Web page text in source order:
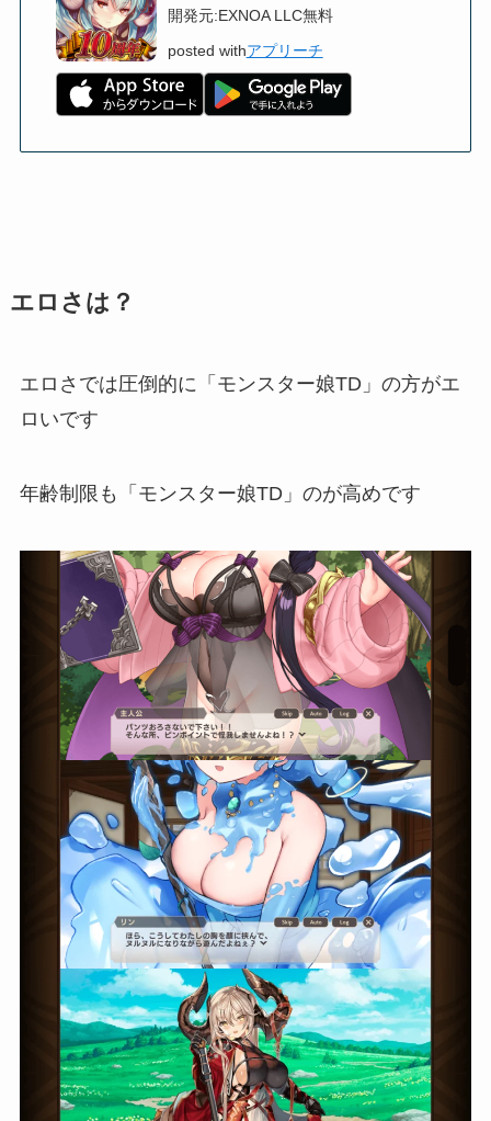
開発元:EXNOA LLC無料
posted withアプリーチ
エロさは？
エロさでは圧倒的に「モンスター娘TD」の方がエ
ロいです
年齢制限も「モンスター娘TD」のが高めです